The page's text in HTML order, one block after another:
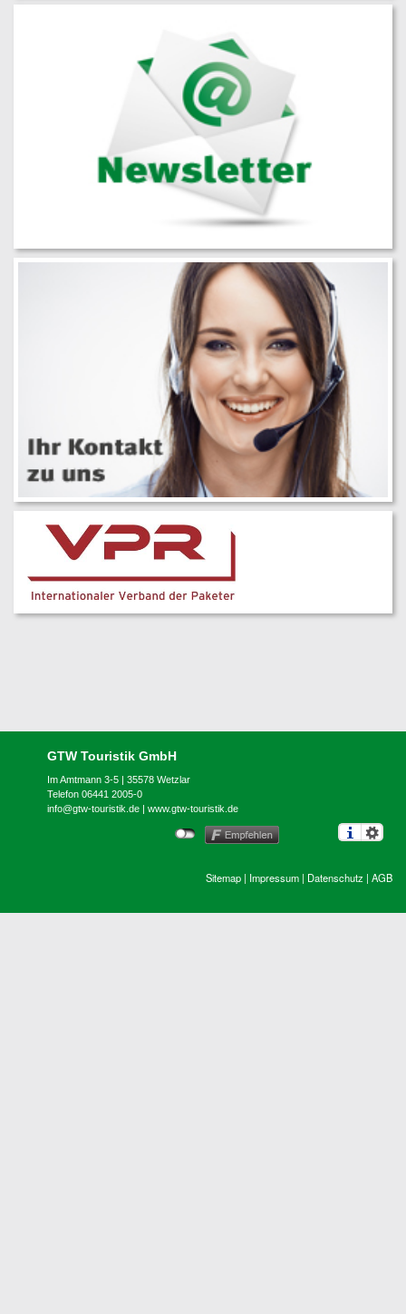
GTW Touristik GmbH
Im Amtmann 3-5 | 35578 Wetzlar
Telefon 06441 2005-0
info@gtw-touristik.de |www.gtw-touristik.de
Sitemap | Impressum | Datenschutz | AGB